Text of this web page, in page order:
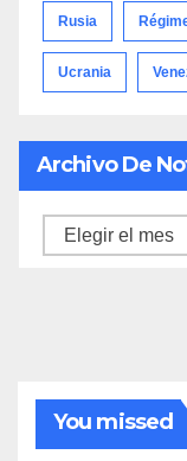
Rusia
Ucrania
Archivo De
Archivo
You missed